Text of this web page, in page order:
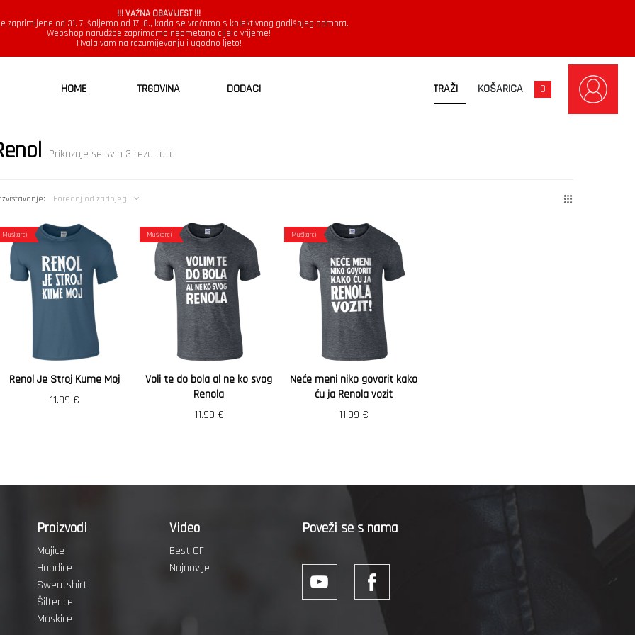
!!! VAŽNA OBAVIJEST !!!
zaprimljene od 31. 7. šaljemo od 17. 8., kada se vraćamo s kolektivnog godišnjeg odmora.
Webshop narudžbe zaprimamo neometano cijelo vrijeme!
Hvala vam na razumijevanju i ugodno ljeto!
HOME TRGOVINA DODACI KOŠARICA 0
Prikazuje se svih 3 rezultataPoredano
Poredaj od zadnjeg
Muškarci
Renol Je Stroj Kume Moj
11.99 €
Muškarci
Voli te do bola al ne ko svog
Renola
11.99 €
Muškarci
Neće meni niko govorit kako
ću ja Renola vozit
11.99 €
Proizvodi
Majice
Hoodice
Sweatshirt
Šilterice
Maskice
Video
Best OF
Najnovije
Poveži se s nama